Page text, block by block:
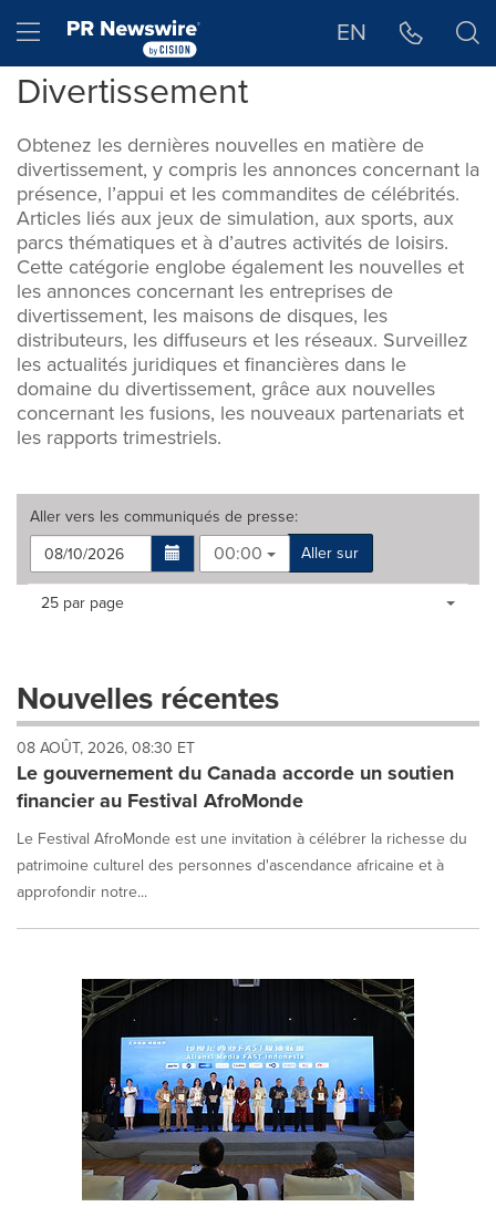
Hamburger menu EN
Divertissement
Obtenez les dernières nouvelles en matière de
divertissement, y compris les annonces concernant la
présence, l’appui et les commandites de célébrités.
Articles liés aux jeux de simulation, aux sports, aux
parcs thématiques et à d’autres activités de loisirs.
Cette catégorie englobe également les nouvelles et
les annonces concernant les entreprises de
divertissement, les maisons de disques, les
distributeurs, les diffuseurs et les réseaux. Surveillez
les actualités juridiques et financières dans le
domaine du divertissement, grâce aux nouvelles
concernant les fusions, les nouveaux partenariats et
les rapports trimestriels.
Aller vers les communiqués de presse:
00:00
Aller sur
Making
dropdown
will
cause
content
on
this
page
to
change.
News
listings
Items per page:
25 par page
Nouvelles récentes
08 AOÛT, 2026, 08:30 ET
Le gouvernement du Canada accorde un soutien
financier au Festival AfroMonde
Le Festival AfroMonde est une invitation à célébrer la richesse du
patrimoine culturel des personnes d'ascendance africaine et à
approfondir notre...